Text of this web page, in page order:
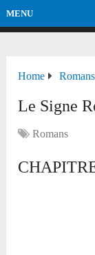
MENU
Home Romans
Le Signe
Romans